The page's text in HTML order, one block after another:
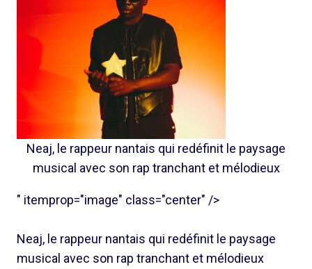
Neaj, le rappeur nantais qui redéfinit le paysage
musical avec son rap tranchant et mélodieux
" itemprop="image" class="center" />
Neaj, le rappeur nantais qui redéfinit le paysage
musical avec son rap tranchant et mélodieux